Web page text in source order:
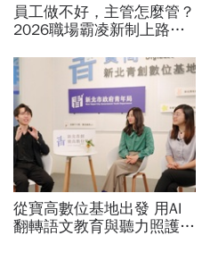
員工做不好，主管怎麼管？
2026職場霸凌新制上路，
「霸凌」的3條安全邊界
從寶高數位基地出發 用AI
翻轉語文教育與聽力照護，